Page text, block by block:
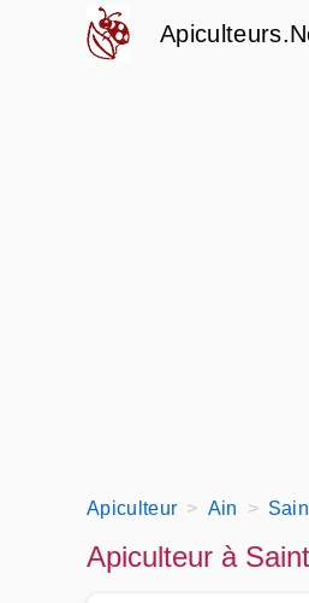
Apiculteur Ain
Apiculteur à